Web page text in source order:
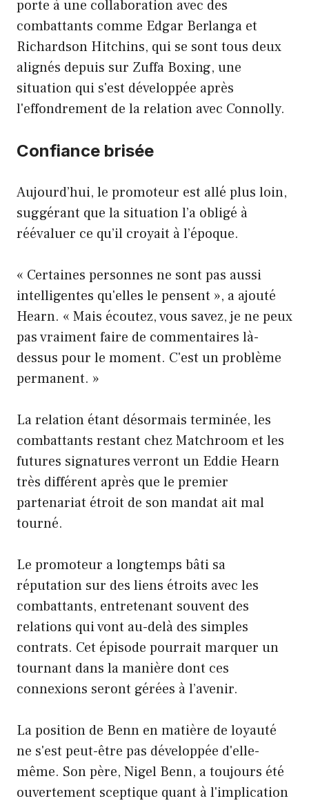
porte à une collaboration avec des
combattants comme Edgar Berlanga et
Richardson Hitchins, qui se sont tous deux
alignés depuis sur Zuffa Boxing, une
situation qui s'est développée après
l'effondrement de la relation avec Connolly.
Confiance brisée
Aujourd’hui, le promoteur est allé plus loin,
suggérant que la situation l’a obligé à
réévaluer ce qu’il croyait à l’époque.
« Certaines personnes ne sont pas aussi
intelligentes qu'elles le pensent », a ajouté
Hearn. « Mais écoutez, vous savez, je ne peux
pas vraiment faire de commentaires là-
dessus pour le moment. C'est un problème
permanent. »
La relation étant désormais terminée, les
combattants restant chez Matchroom et les
futures signatures verront un Eddie Hearn
très différent après que le premier
partenariat étroit de son mandat ait mal
tourné.
Le promoteur a longtemps bâti sa
réputation sur des liens étroits avec les
combattants, entretenant souvent des
relations qui vont au-delà des simples
contrats. Cet épisode pourrait marquer un
tournant dans la manière dont ces
connexions seront gérées à l’avenir.
La position de Benn en matière de loyauté
ne s'est peut-être pas développée d'elle-
même. Son père, Nigel Benn, a toujours été
ouvertement sceptique quant à l'implication